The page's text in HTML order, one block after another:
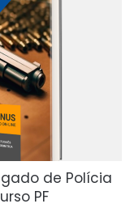
de Polícia
PF